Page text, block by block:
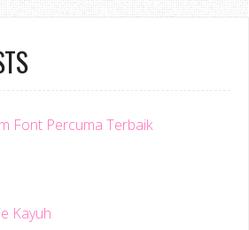
Font Percuma Terbaik
Kayuh